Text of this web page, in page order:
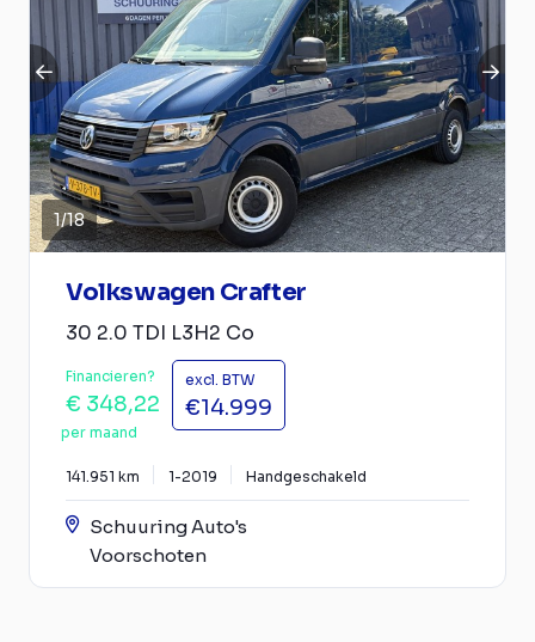
1/18
Volkswagen Crafter
30 2.0 TDI L3H2 Co
Financieren?
€ 348,22
per maand
excl. BTW
€14.999
141.951 km 1-2019 Handgeschakeld
Schuuring Auto's
Voorschoten